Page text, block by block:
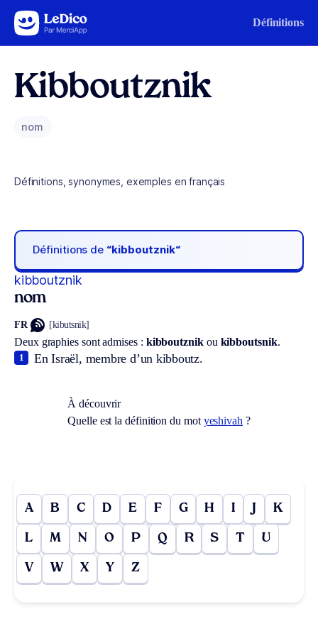
Aller au contenu Définitions
Kibboutznik
nom
Définitions, synonymes, exemples en français
Définitions de “kibboutznik“
kibboutznik
nom
FR [kibutsnik]
Deux graphies sont admises : kibboutznikou kibboutsnik.
En Israël, membre d’un kibboutz.
1
À découvrir
Quelle est la définition du mot yeshivah ?
A B C D E F G H I J K
L M N O P Q R S T U
V W X Y Z